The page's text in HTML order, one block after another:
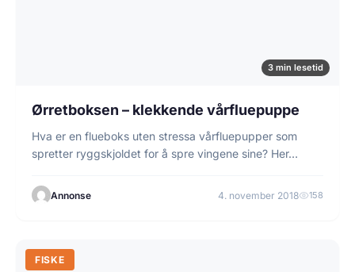
3 min lesetid
Ørretboksen – klekkende vårfluepuppe
Hva er en flueboks uten stressa vårfluepupper som
spretter ryggskjoldet for å spre vingene sine? Her…
Annonse 4. november 2018 158
FISKE